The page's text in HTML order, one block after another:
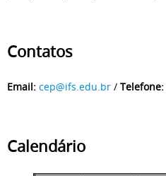
Contatos
Email: cep@ifs.edu.br / Telefone:
Calendário